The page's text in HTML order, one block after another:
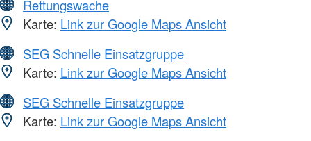
Rettungswache
Karte: Link zur Google Maps Ansicht
SEG Schnelle Einsatzgruppe
Karte: Link zur Google Maps Ansicht
SEG Schnelle Einsatzgruppe
Karte: Link zur Google Maps Ansicht